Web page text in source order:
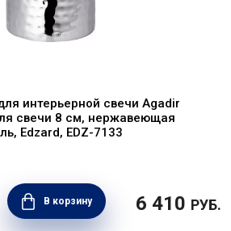
интерьерной свечи Agadir
свечи 8 см, нержавеющая
Edzard, EDZ-7133
В корзину 6 410 РУБ.